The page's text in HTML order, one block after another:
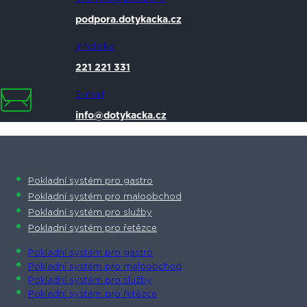
podpora.dotykacka.cz
Infolinka
221 221 331
E-mail
info@dotykacka.cz
Pokladní systém pro gastro
Pokladní systém pro maloobchod
Pokladní systém pro služby
Pokladní systém pro řetězce
Pokladní systém pro gastro
Pokladní systém pro maloobchod
Pokladní systém pro služby
Pokladní systém pro řetězce